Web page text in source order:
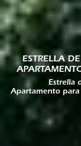
ESTRELLA
Estrella
Apartamento para